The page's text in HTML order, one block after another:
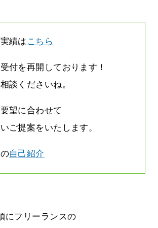
績は こちら
付を再開しております！
談くださいね。
望に合わせて
ご提案をいたします。
自己紹介
にフリーランスの